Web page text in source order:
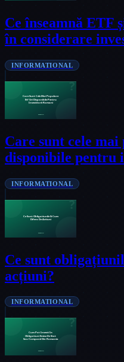
Ce înseamnă ETF
în considerare
INFORMATIONAL
Care sunt cele
disponibile pentru
INFORMATIONAL
Ce sunt
acțiuni?
INFORMATIONAL